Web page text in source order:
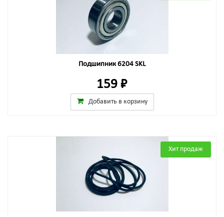
Подшипник 6204 SKL
159 ₽
Добавить в корзину
Хит продаж